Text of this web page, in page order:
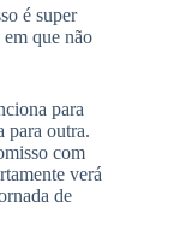
é super
que não
para
para outra.
com
verá
de